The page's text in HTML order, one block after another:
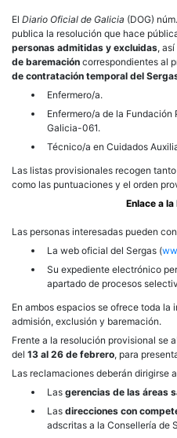
El Diario Oficial de Galicia (DOG)
publica la resolución que hace
personas admitidas y excluidas,
de baremación correspondientes al
de contratación temporal del
Enfermero/a.
Enfermero/a de la
Galicia-061.
Técnico/a en Cuidados
Las listas provisionales recogen
como las puntuaciones y el orden
Enlace a
Las personas interesadas pueden
La web oficial del Sergas (
Su expediente electrónico
apartado de procesos
En ambos espacios se ofrece toda la
admisión, exclusión y baremación.
Frente a la resolución provisional se
del 13 al 26 de febrero, para
Las reclamaciones deberán dirigirse
Las gerencias de las áreas
Las direcciones con
adscritas a la Consellería de